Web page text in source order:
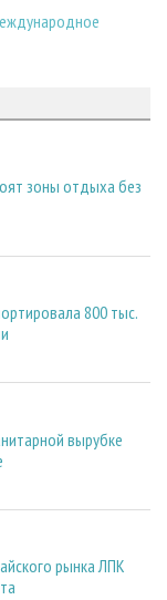
зоны отдыха без
800 тыс.
вырубке
рынка ЛПК